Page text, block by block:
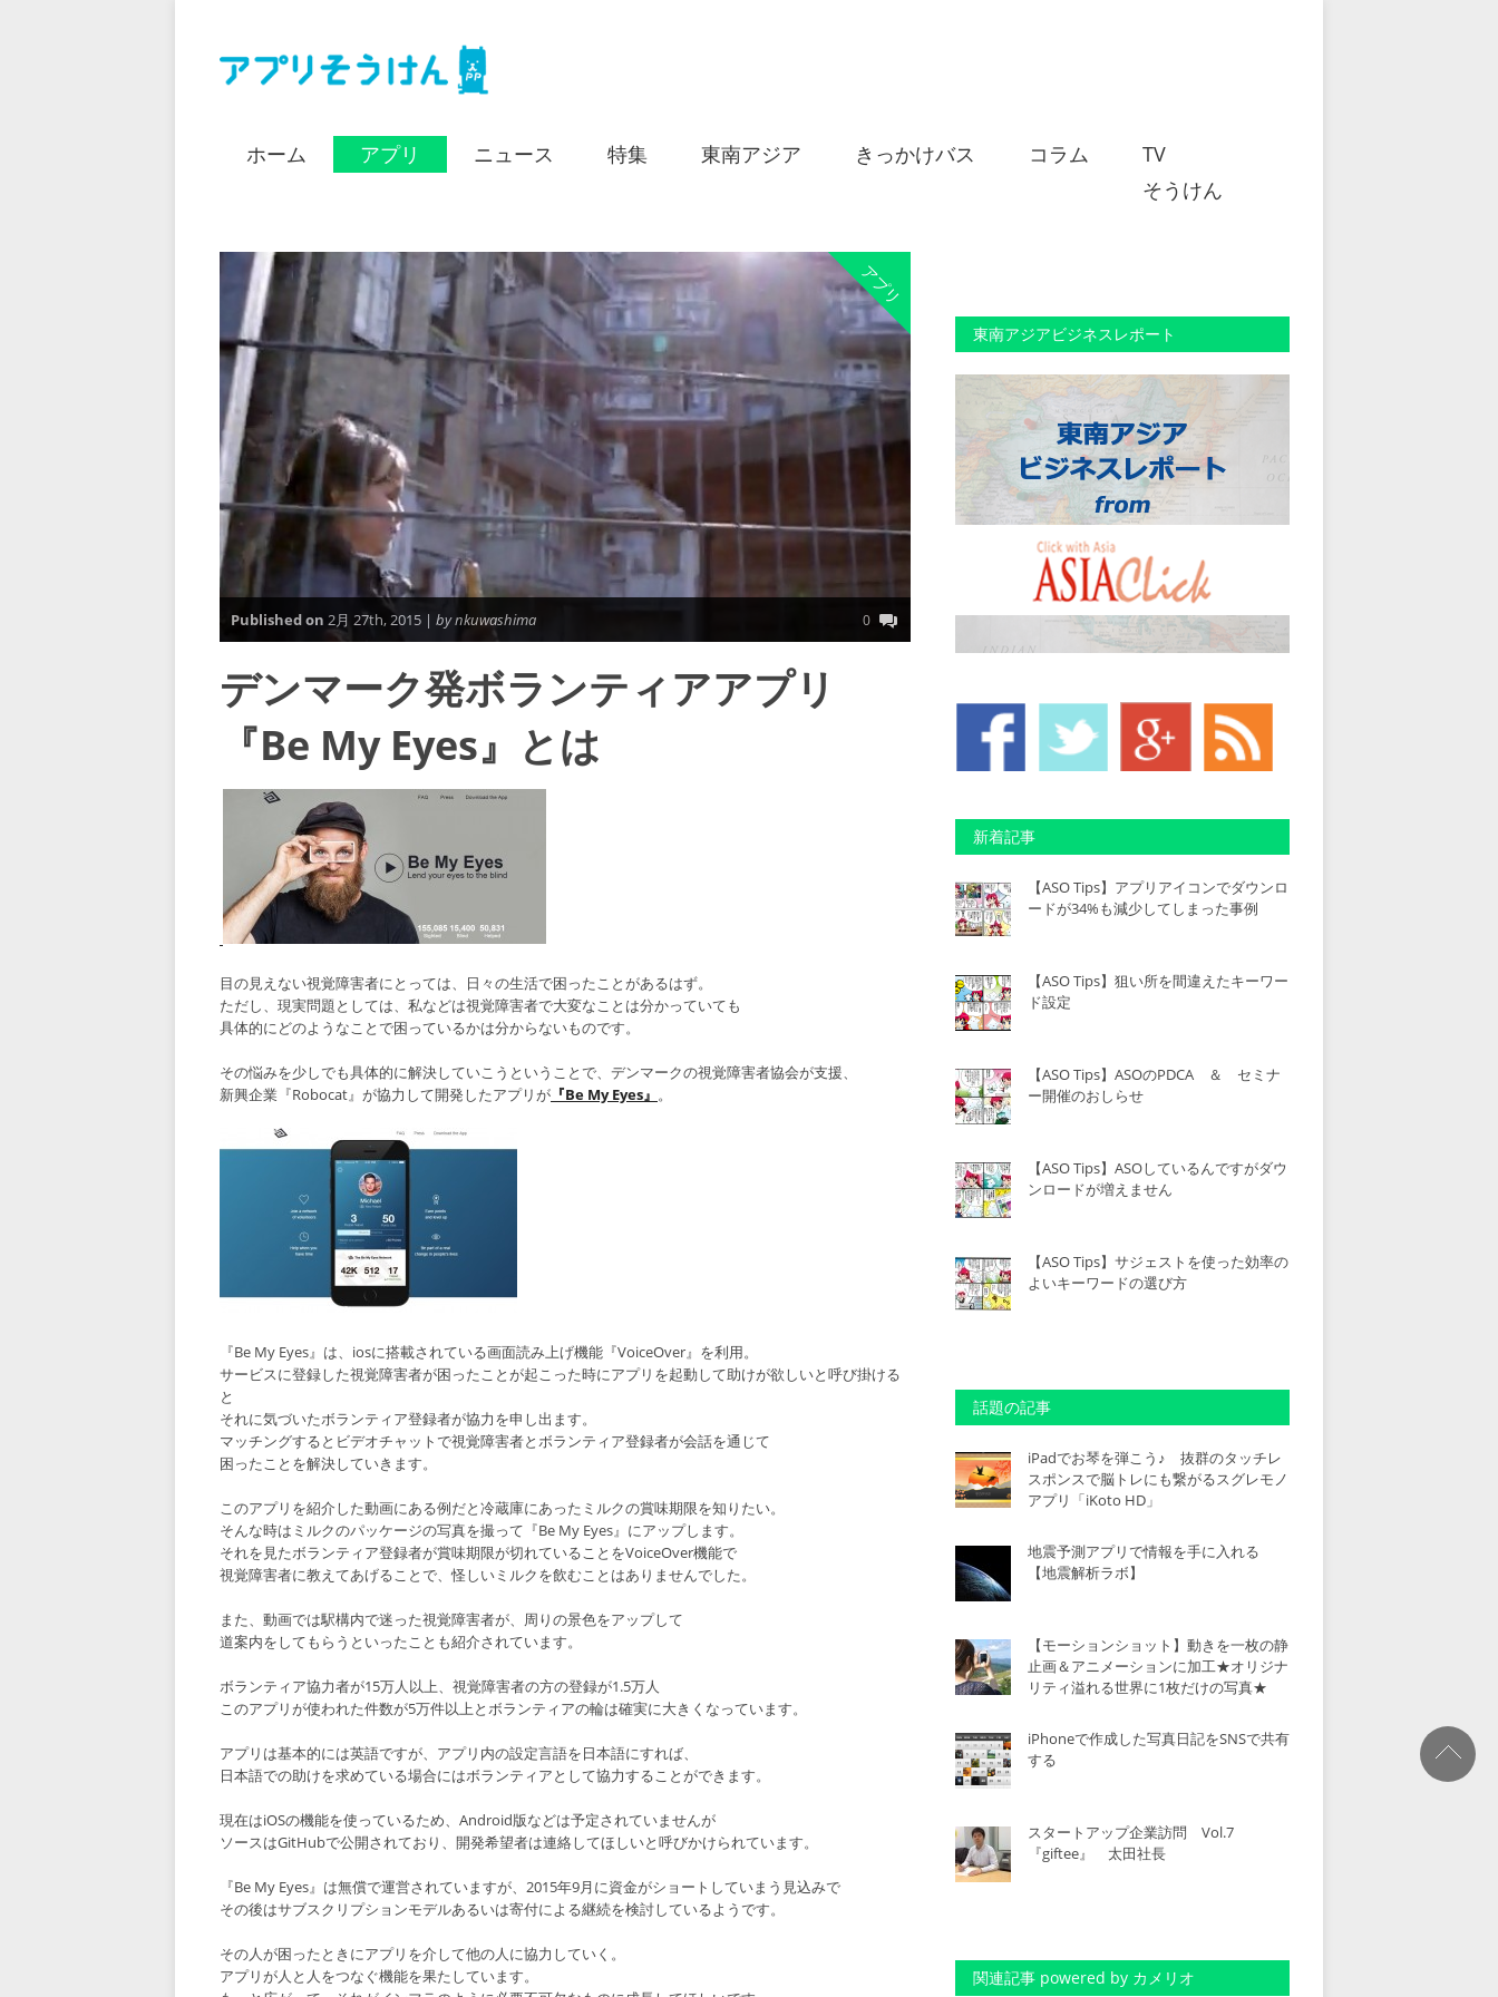
ホーム アプリ ニュース 特集 東南アジア きっかけバス コラム
TV
そうけん
アプリ
Published on 2月 27th, 2015 | by nkuwashima 0
デンマーク発ボランティアアプリ
『Be My Eyes』とは
目の見えない視覚障害者にとっては、日々の生活で困ったことがあるはず。
ただし、現実問題としては、私などは視覚障害者で大変なことは分かっていても
具体的にどのようなことで困っているかは分からないものです。
その悩みを少しでも具体的に解決していこうということで、デンマークの視覚障害者協会が支援、
新興企業『Robocat』が協力して開発したアプリが 『Be My Eyes』 。
『Be My Eyes』は、iosに搭載されている画面読み上げ機能『VoiceOver』を利用。
サービスに登録した視覚障害者が困ったことが起こった時にアプリを起動して助けが欲しいと呼び掛ける
と
それに気づいたボランティア登録者が協力を申し出ます。
マッチングするとビデオチャットで視覚障害者とボランティア登録者が会話を通じて
困ったことを解決していきます。
このアプリを紹介した動画にある例だと冷蔵庫にあったミルクの賞味期限を知りたい。
そんな時はミルクのパッケージの写真を撮って『Be My Eyes』にアップします。
それを見たボランティア登録者が賞味期限が切れていることをVoiceOver機能で
視覚障害者に教えてあげることで、怪しいミルクを飲むことはありませんでした。
また、動画では駅構内で迷った視覚障害者が、周りの景色をアップして
道案内をしてもらうといったことも紹介されています。
ボランティア協力者が15万人以上、視覚障害者の方の登録が1.5万人
このアプリが使われた件数が5万件以上とボランティアの輪は確実に大きくなっています。
アプリは基本的には英語ですが、アプリ内の設定言語を日本語にすれば、
日本語での助けを求めている場合にはボランティアとして協力することができます。
現在はiOSの機能を使っているため、Android版などは予定されていませんが
ソースはGitHubで公開されており、開発希望者は連絡してほしいと呼びかけられています。
『Be My Eyes』は無償で運営されていますが、2015年9月に資金がショートしていまう見込みで
その後はサブスクリプションモデルあるいは寄付による継続を検討しているようです。
その人が困ったときにアプリを介して他の人に協力していく。
アプリが人と人をつなぐ機能を果たしています。
東南アジアビジネスレポート
新着記事
【ASO Tips】アプリアイコンでダウンロ
ードが34%も減少してしまった事例
【ASO Tips】狙い所を間違えたキーワー
ド設定
【ASO Tips】ASOのPDCA ＆ セミナ
ー開催のおしらせ
【ASO Tips】ASOしているんですがダウ
ンロードが増えません
【ASO Tips】サジェストを使った効率の
よいキーワードの選び方
話題の記事
iPadでお琴を弾こう♪ 抜群のタッチレ
スポンスで脳トレにも繋がるスグレモノ
アプリ「iKoto HD」
地震予測アプリで情報を手に入れる
【地震解析ラボ】
【モーションショット】動きを一枚の静
止画＆アニメーションに加工★オリジナ
リティ溢れる世界に1枚だけの写真★
iPhoneで作成した写真日記をSNSで共有
する
スタートアップ企業訪問 Vol.7
『giftee』 太田社長
関連記事 powered by カメリオ